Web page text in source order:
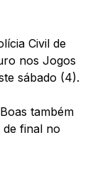
Civil de
nos Jogos
sábado (4).
também
de final no